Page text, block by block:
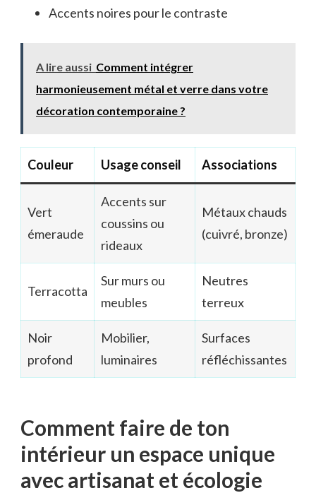
Accents noires pour le contraste
A lire aussi Comment intégrer
harmonieusement métal et verre dans votre
décoration contemporaine ?
Couleur Usage conseil Associations
Vert
émeraude
Accents sur
coussins ou
rideaux
Métaux chauds
(cuivré, bronze)
Terracotta
Sur murs ou
meubles
Neutres
terreux
Noir
profond
Mobilier,
luminaires
Surfaces
réfléchissantes
Comment faire de ton
intérieur un espace unique
avec artisanat et écologie